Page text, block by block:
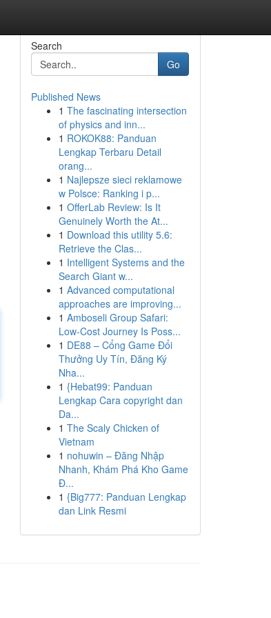
Search
Go
Published News
1 The fascinating intersection
of physics and inn...
1 ROKOK88: Panduan
Lengkap Terbaru Detail
orang...
1 Najlepsze sieci reklamowe
w Polsce: Ranking i p...
1 OfferLab Review: Is It
Genuinely Worth the At...
1 Download this utility 5.6:
Retrieve the Clas...
1 Intelligent Systems and the
Search Giant w...
1 Advanced computational
approaches are improving...
1 Amboseli Group Safari:
Low-Cost Journey Is Poss...
1 DE88 – Cổng Game Đổi
Thưởng Uy Tín, Đăng Ký
Nha...
1 {Hebat99: Panduan
Lengkap Cara copyright dan
Da...
1 The Scaly Chicken of
Vietnam
1 nohuwin – Đăng Nhập
Nhanh, Khám Phá Kho Game
Đ...
1 {Big777: Panduan Lengkap
dan Link Resmi